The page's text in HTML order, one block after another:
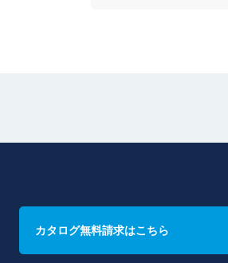
カタログ無料請求はこちら